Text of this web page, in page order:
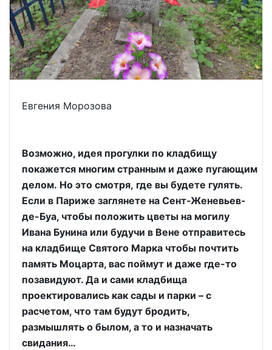
Евгения Морозова
Возможно, идея прогулки по кладбищу
покажется многим странным и даже пугающим
делом. Но это смотря, где вы будете гулять.
Если в Париже заглянете на Сент-Женевьев-
де-Буа, чтобы положить цветы на могилу
Ивана Бунина или будучи в Вене отправитесь
на кладбище Святого Марка чтобы почтить
память Моцарта, вас поймут и даже где-то
позавидуют. Да и сами кладбища
проектировались как сады и парки – с
расчетом, что там будут бродить,
размышлять о былом, а то и назначать
свидания…